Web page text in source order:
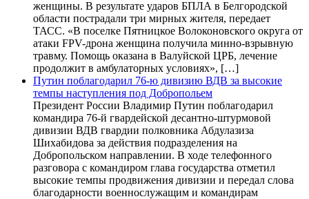
женщины. В результате ударов БПЛА в Белгородской
области пострадали три мирных жителя, передает
ТАСС. «В поселке Пятницкое Волоконовского округа от
атаки FPV-дрона женщина получила минно-взрывную
травму. Помощь оказана в Валуйской ЦРБ, лечение
продолжит в амбулаторных условиях», […]
Путин поблагодарил 76-ю дивизию ВДВ за высокие
темпы наступления под Добропольем
Президент России Владимир Путин поблагодарил
командира 76-й гвардейской десантно-штурмовой
дивизии ВДВ гвардии полковника Абдулазиза
Шихабидова за действия подразделения на
Добропольском направлении. В ходе телефонного
разговора с командиром глава государства отметил
высокие темпы продвижения дивизии и передал слова
благодарности военнослужащим и командирам